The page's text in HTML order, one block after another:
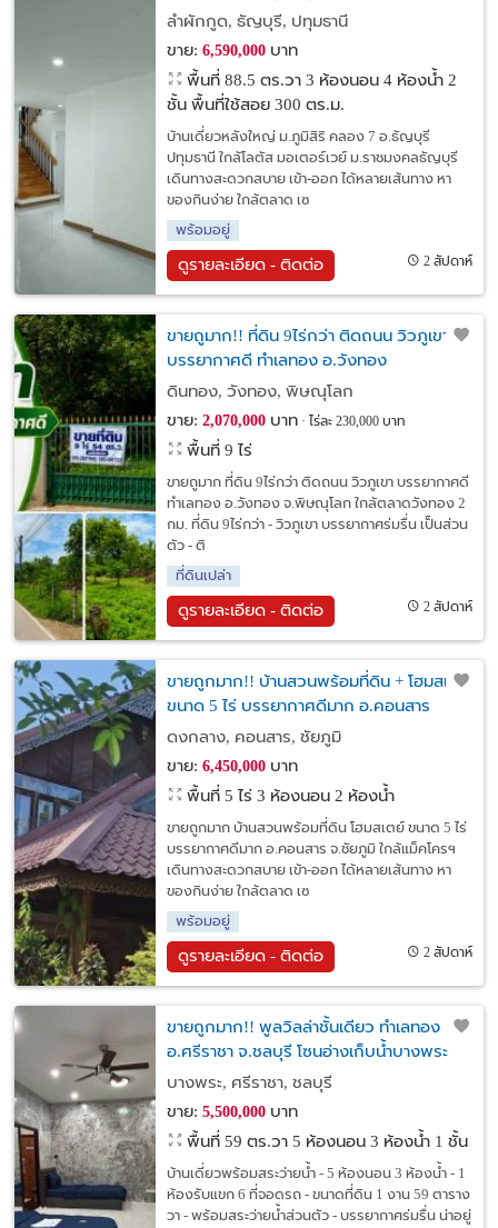
มอเตอร์เวย์ ม.ราชมงคลธัญบุรี
ลำผักกูด, ธัญบุรี, ปทุมธานี
ขาย: 6,590,000บาท
พื้นที่ 88.5 ตร.วา 3 ห้องนอน 4 ห้องน้ำ 2
ชั้น พื้นที่ใช้สอย 300 ตร.ม.
บ้านเดี่ยวหลังใหญ่ ม.ภูมิสิริ คลอง 7 อ.ธัญบุรี
ปทุมธานี ใกล้โลตัส มอเตอร์เวย์ ม.ราชมงคลธัญบุรี
เดินทางสะดวกสบาย เข้า-ออก ได้หลายเส้นทาง หา
ของกินง่าย ใกล้ตลาด เซ
พร้อมอยู่
ดูรายละเอียด - ติดต่อ 2 สัปดาห์
ขายถูมาก!! ที่ดิน 9ไร่กว่า ติดถนน วิวภูเขา
บรรยากาศดี ทำเลทอง อ.วังทอง
จ.พิษณุโลก ใกล้ตลาดวังทอง 2 กม.
ดินทอง, วังทอง, พิษณุโลก
ขาย: 2,070,000บาท ไร่ละ 230,000 บาท
พื้นที่ 9 ไร่
ขายถูมาก ที่ดิน 9ไร่กว่า ติดถนน วิวภูเขา บรรยากาศดี
ทำเลทอง อ.วังทอง จ.พิษณุโลก ใกล้ตลาดวังทอง 2
กม. ที่ดิน 9ไร่กว่า - วิวภูเขา บรรยากาศร่มรื่น เป็นส่วน
ตัว - ติ
ที่ดินเปล่า
ดูรายละเอียด - ติดต่อ 2 สัปดาห์
ขายถูกมาก!! บ้านสวนพร้อมที่ดิน + โฮมสเตย์
ขนาด 5 ไร่ บรรยากาศดีมาก อ.คอนสาร
จ.ชัยภูมิ ใกล้แม็คโครฯ
ดงกลาง, คอนสาร, ชัยภูมิ
ขาย: 6,450,000บาท
พื้นที่ 5 ไร่ 3 ห้องนอน 2 ห้องน้ำ
ขายถูกมาก บ้านสวนพร้อมที่ดิน โฮมสเตย์ ขนาด 5 ไร่
บรรยากาศดีมาก อ.คอนสาร จ.ชัยภูมิ ใกล้แม็คโครฯ
เดินทางสะดวกสบาย เข้า-ออก ได้หลายเส้นทาง หา
ของกินง่าย ใกล้ตลาด เซ
พร้อมอยู่
ดูรายละเอียด - ติดต่อ 2 สัปดาห์
ขายถูกมาก!! พูลวิลล่าชั้นเดียว ทำเลทอง
อ.ศรีราชา จ.ชลบุรี โซนอ่างเก็บน้ำบางพระ
ใกล้โลตัส เซ็นทรัลฯ
บางพระ, ศรีราชา, ชลบุรี
ขาย: 5,500,000บาท
พื้นที่ 59 ตร.วา 5 ห้องนอน 3 ห้องน้ำ 1 ชั้น
บ้านเดี่ยวพร้อมสระว่ายน้ำ - 5 ห้องนอน 3 ห้องน้ำ - 1
ห้องรับแขก 6 ที่จอดรถ - ขนาดที่ดิน 1 งาน 59 ตาราง
วา - พร้อมสระว่ายน้ำส่วนตัว - บรรยากาศร่มรื่น น่าอยู่